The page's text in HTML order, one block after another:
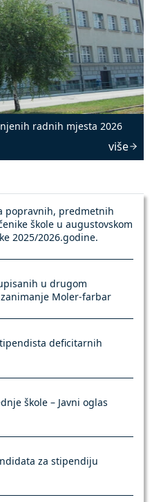
radnih mjesta 2026
više
popravnih, predmetnih
škole u augustovskom
2025/2026.godine.
u drugom
Moler-farbar
deficitarnih
škole – Javni oglas
za stipendiju